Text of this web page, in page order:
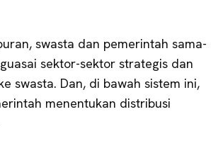
swasta dan pemerintah sama-
sektor-sektor strategis dan
swasta. Dan, di bawah sistem ini,
menentukan distribusi